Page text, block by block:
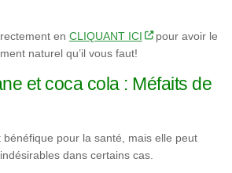
en CLIQUANT ICI
pour avoir le
naturel qu’il vous faut!
et coca cola : Méfaits de
pour la santé, mais elle peut
dans certains cas.